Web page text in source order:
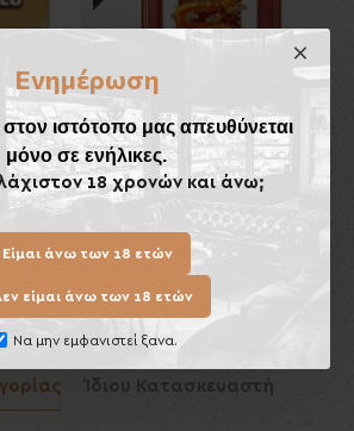
Ενημέρωση
ιστότοπο μας απευθύνεται
μόνο σε ενήλικες.
18 χρονών και άνω;
Είμαι άνω των 18 ετών
είμαι άνω των 18 ετών
Να μην εμφανιστεί ξανα.
Κεραμικό Τασάκι Πούρων
Lubinski
70,00€
Καλάθι
Ίδιου Κατασκευαστή